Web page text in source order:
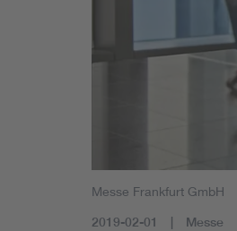
Messe Frankfurt GmbH
2019-02-01 Messe